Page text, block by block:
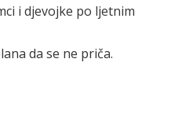
i djevojke po ljetnim
da se ne priča.